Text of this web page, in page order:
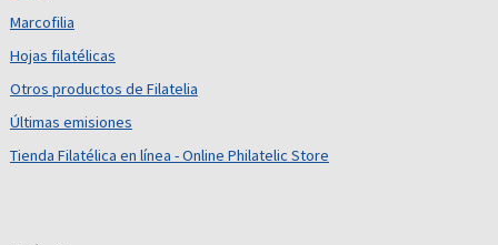
Marcofilia
Hojas filatélicas
Otros productos de Filatelia
Últimas emisiones
Tienda Filatélica en línea - Online Philatelic Store